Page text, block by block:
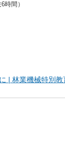
間）
| 林業機械特別教